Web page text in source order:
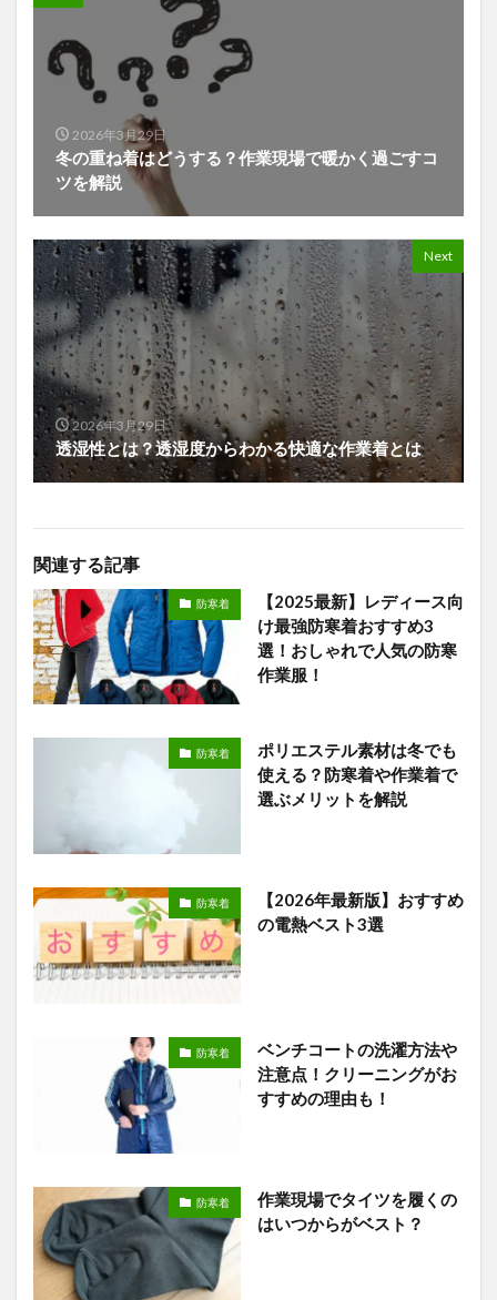
2026年3月29日
冬の重ね着はどうする？作業現場で暖かく過ごすコ
ツを解説
Next
2026年3月29日
透湿性とは？透湿度からわかる快適な作業着とは
関連する記事
防寒着
【2025最新】レディース向
け最強防寒着おすすめ3
選！おしゃれで人気の防寒
作業服！
防寒着
ポリエステル素材は冬でも
使える？防寒着や作業着で
選ぶメリットを解説
防寒着
【2026年最新版】おすすめ
の電熱ベスト3選
防寒着
ベンチコートの洗濯方法や
注意点！クリーニングがお
すすめの理由も！
防寒着
作業現場でタイツを履くの
はいつからがベスト？